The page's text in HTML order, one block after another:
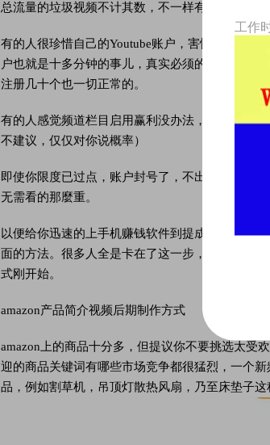
工作
总流量的垃圾视频不计其数，不一样有微信大群人
有的人很珍惜自己的Youtube账户，害怕违反规定
户也就是十多分钟的事儿，真实必须的便是一个
注册几十个也一切正常的。
有的人感觉频道栏目启用赢利没办法，但如果你
不建议，仅仅对你说概率）
即使你限度已过点，账户封号了，不出再开一个
无需看的那麼重。
以便给你迅速的上手机赚钱软件到提成，得到自
面的方法。很多人全是卡在了这一步，由于视频
式刚开始。
amazon产品简介视频后期制作方式
amazon上的商品十分多，但提议你不要挑选太受
迎的商品关键词有哪些市场竞争都很猛烈，一个
品，例如割草机，吊顶灯散热风扇，乃至床垫子